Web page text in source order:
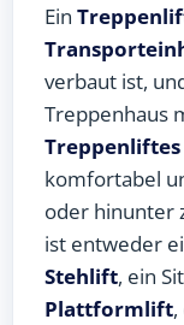
Ein
verbaut ist,
Treppenhaus
Treppenliftes
komfortabel
oder hinunter
ist entweder
Stehlift, ein
Plattformlift